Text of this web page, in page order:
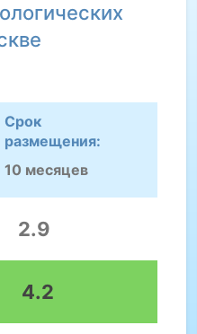
Срок
размещения:
10 месяцев
2.9
4.2